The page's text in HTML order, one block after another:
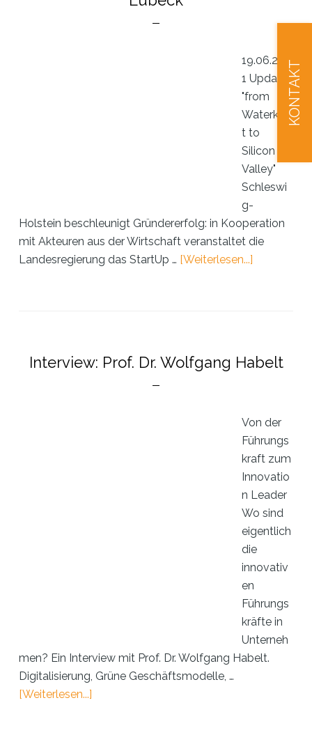
KONTAKT
19.06.202
1 Update:
"from
Waterkan
t to
Silicon
Valley"
Schleswi
g-
Holstein beschleunigt Gründererfolg: in Kooperation
mit Akteuren aus der Wirtschaft veranstaltet die
Landesregierung das StartUp … [Weiterlesen...]
Interview: Prof. Dr. Wolfgang Habelt
Von der
Führungs
kraft zum
Innovatio
n Leader
Wo sind
eigentlich
die
innovativ
en
Führungs
kräfte in
Unterneh
men? Ein Interview mit Prof. Dr. Wolfgang Habelt.
Digitalisierung, Grüne Geschäftsmodelle, …
[Weiterlesen...]